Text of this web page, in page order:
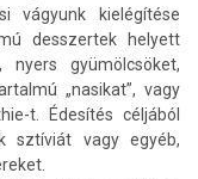
vágyunk kielégítése
desszertek helyett
nyers gyümölcsöket,
„nasikat”, vagy
t. Édesítés céljából
sztíviát vagy egyéb,